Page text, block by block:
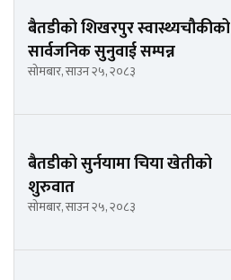
बैतडीको शिखरपुर स्वास्थ्यचौकीको
सार्वजनिक सुनुवाई सम्पन्न
सोमबार, साउन २५, २०८३
बैतडीको सुर्नयामा चिया खेतीको
शुरुवात
सोमबार, साउन २५, २०८३